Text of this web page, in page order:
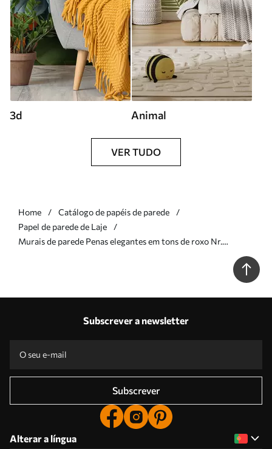
3d Animal
VER TUDO
Home
Catálogo de papéis de parede
Papel de parede de Laje
Murais de parede Penas elegantes em tons de roxo Nr.
Subscrever a newsletter
Subscrever
Alterar a língua